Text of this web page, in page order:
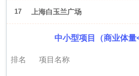
ONE
17 上海白玉兰广场
中小型项目（商业体量
排名 项目名称